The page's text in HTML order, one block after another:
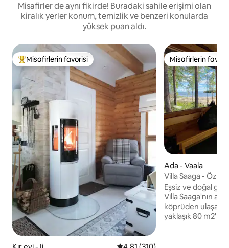
Misafirler de aynı fikirde! Buradaki sahile erişimi olan
kiralık yerler konum, temizlik ve benzeri konularda
yüksek puan aldı.
Misafirlerin favorilerinden en beğenilenler arasında
Misafirlerin favorisi Misafirlerin
Misafirlerin
Ada - Vaala
Villa Saaga - Özel
Eşsiz ve doğal
Villa Saaga'nın
köprüden
yaklaşık 80 m2'lik